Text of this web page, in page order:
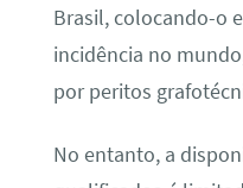
Brasil, colocando-o
incidência no
por peritos
No entanto, a